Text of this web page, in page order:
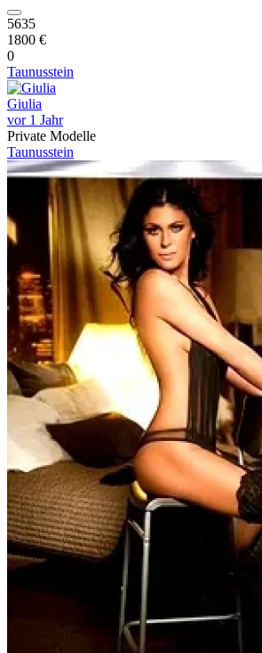
5635
1800 €
0
Taunusstein
Giulia
vor 1 Jahr
Private Modelle
Taunusstein